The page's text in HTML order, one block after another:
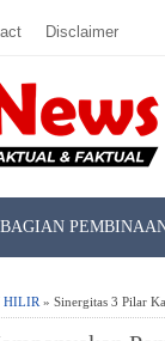
Disclaimer
BAGIAN
HILIR » Sinergitas 3 Pilar